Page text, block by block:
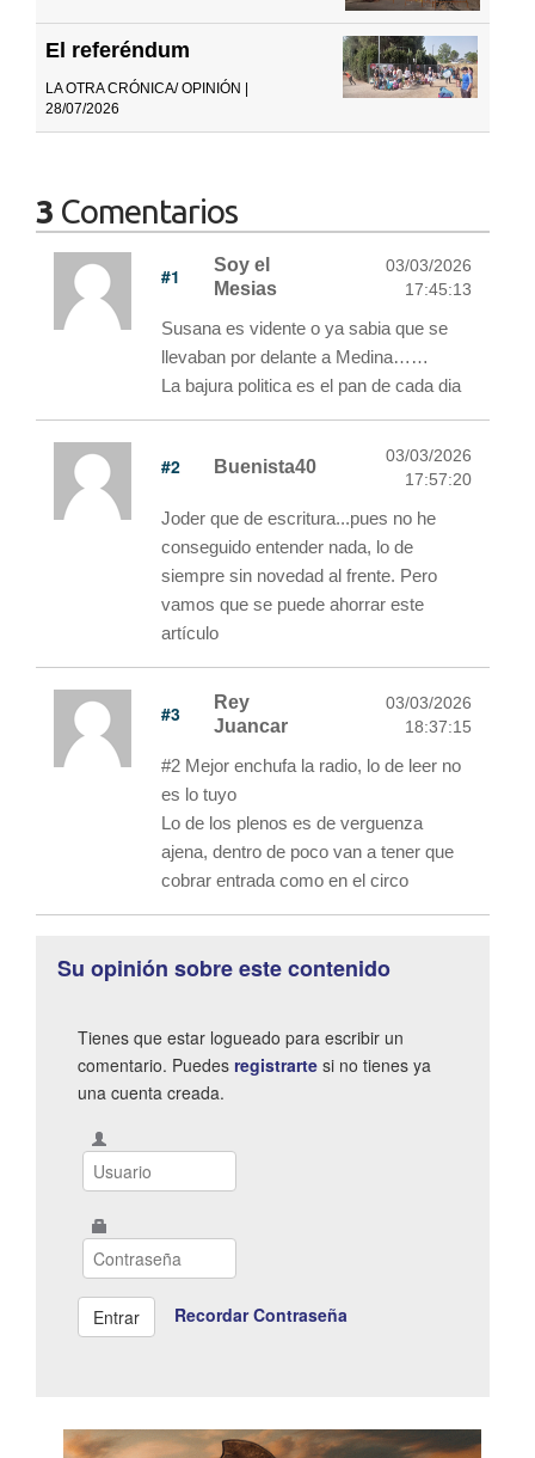
El referéndum
LA OTRA CRÓNICA/ OPINIÓN |
28/07/2026
3 Comentarios
#1
Soy el
Mesias
03/03/2026
17:45:13
Susana es vidente o ya sabia que se
llevaban por delante a Medina……
La bajura politica es el pan de cada dia
#2 Buenista40
03/03/2026
17:57:20
Joder que de escritura...pues no he
conseguido entender nada, lo de
siempre sin novedad al frente. Pero
vamos que se puede ahorrar este
artículo
#3
Rey
Juancar
03/03/2026
18:37:15
#2 Mejor enchufa la radio, lo de leer no
es lo tuyo
Lo de los plenos es de verguenza
ajena, dentro de poco van a tener que
cobrar entrada como en el circo
Su opinión sobre este contenido
Tienes que estar logueado para escribir un
comentario. Puedes registrarte si no tienes ya
una cuenta creada.
Recordar Contraseña